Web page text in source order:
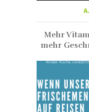
Mehr
mehr